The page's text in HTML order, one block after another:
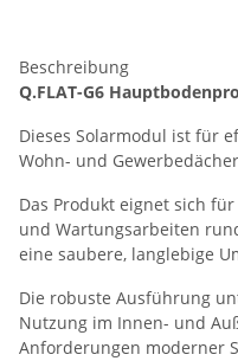
Beschreibung
Q.FLAT-G6
Dieses Solarmodul ist für
Wohn- und
Das Produkt eignet sich
und Wartungsarbeiten
eine saubere, langlebige
Die robuste Ausführung
Nutzung im Innen- und
Anforderungen moderner